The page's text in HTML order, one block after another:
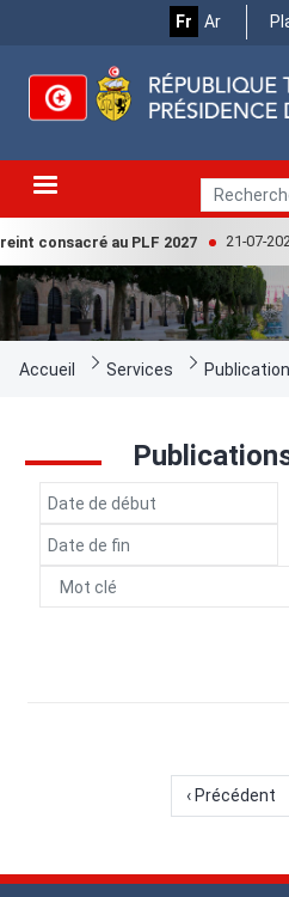
principal
Fr Ar
consacré au PLF 2027 21-07-
FilAccueil Services
التاريخ
التاريخ
Page
précédente
‹ Précédent